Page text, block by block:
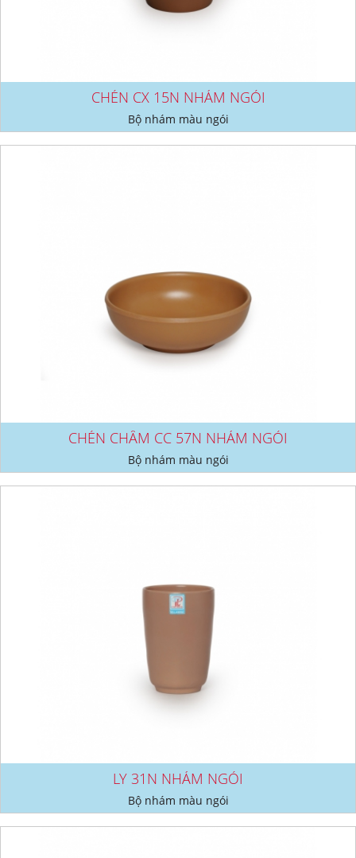
CHÉN CX 15N NHÁM NGÓI
Bộ nhám màu ngói
CHÉN CHÂM CC 57N NHÁM NGÓI
Bộ nhám màu ngói
LY 31N NHÁM NGÓI
Bộ nhám màu ngói